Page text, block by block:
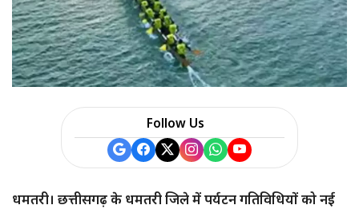
Follow Us
धमतरी। छत्तीसगढ़ के धमतरी जिले में पर्यटन गतिविधियों को नई